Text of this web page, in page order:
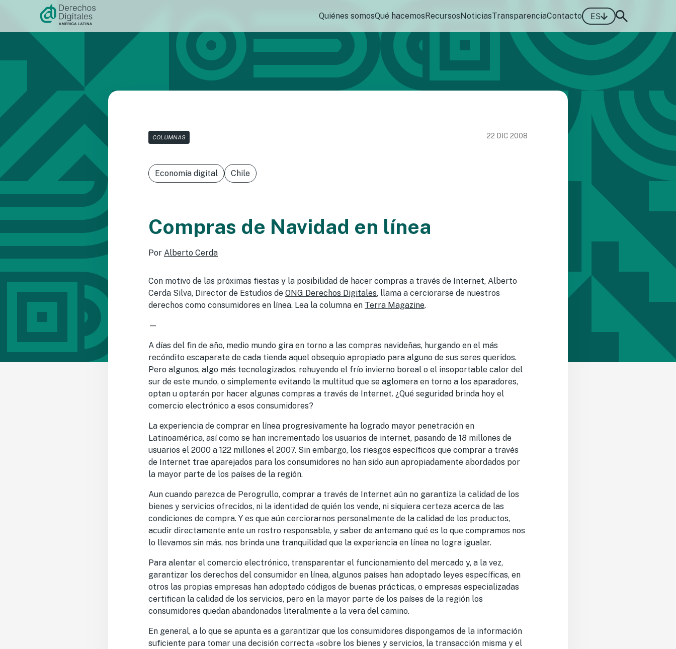
contenido
Quiénes somosQué hacemosRecursosNoticiasTransparenciaContacto ES
COLUMNAS 22 DIC 2008
Economía digital Chile
Compras de Navidad en línea
Por Alberto Cerda
Con motivo de las próximas fiestas y la posibilidad de hacer compras a través de Internet, Alberto
Cerda Silva, Director de Estudios de ONG Derechos Digitales, llama a cerciorarse de nuestros
derechos como consumidores en línea. Lea la columna en Terra Magazine.
—
A días del fin de año, medio mundo gira en torno a las compras navideñas, hurgando en el más
recóndito escaparate de cada tienda aquel obsequio apropiado para alguno de sus seres queridos.
Pero algunos, algo más tecnologizados, rehuyendo el frío invierno boreal o el insoportable calor del
sur de este mundo, o simplemente evitando la multitud que se aglomera en torno a los aparadores,
optan u optarán por hacer algunas compras a través de Internet. ¿Qué seguridad brinda hoy el
comercio electrónico a esos consumidores?
La experiencia de comprar en línea progresivamente ha logrado mayor penetración en
Latinoamérica, así como se han incrementado los usuarios de internet, pasando de 18 millones de
usuarios el 2000 a 122 millones el 2007. Sin embargo, los riesgos específicos que comprar a través
de Internet trae aparejados para los consumidores no han sido aun apropiadamente abordados por
la mayor parte de los países de la región.
Aun cuando parezca de Perogrullo, comprar a través de Internet aún no garantiza la calidad de los
bienes y servicios ofrecidos, ni la identidad de quién los vende, ni siquiera certeza acerca de las
condiciones de compra. Y es que aún cerciorarnos personalmente de la calidad de los productos,
acudir directamente ante un rostro responsable, y saber de antemano qué es lo que compramos nos
lo llevamos sin más, nos brinda una tranquilidad que la experiencia en línea no logra igualar.
Para alentar el comercio electrónico, transparentar el funcionamiento del mercado y, a la vez,
garantizar los derechos del consumidor en línea, algunos países han adoptado leyes específicas, en
otros las propias empresas han adoptado códigos de buenas prácticas, o empresas especializadas
certifican la calidad de los servicios, pero en la mayor parte de los países de la región los
consumidores quedan abandonados literalmente a la vera del camino.
En general, a lo que se apunta es a garantizar que los consumidores dispongamos de la información
suficiente para tomar una decisión correcta «sobre los bienes y servicios, la transacción misma y el